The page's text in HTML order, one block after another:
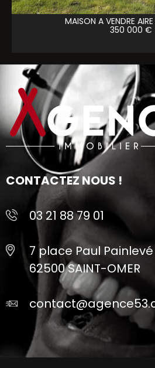
MAISON A VENDRE
350 000 €
CONTACTEZ NOUS !
03 21 88 79 01
7 place Paul Painlevé
62500 SAINT-OMER